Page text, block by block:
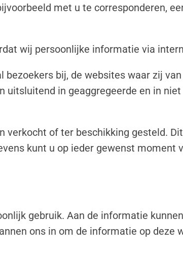
met u te corresponderen,
wij persoonlijke informatie via
bij, de websites waar zij
in geaggregeerde en in
of ter beschikking gesteld.
kunt u op ieder gewenst moment
gebruik. Aan de informatie
ons in om de informatie op deze